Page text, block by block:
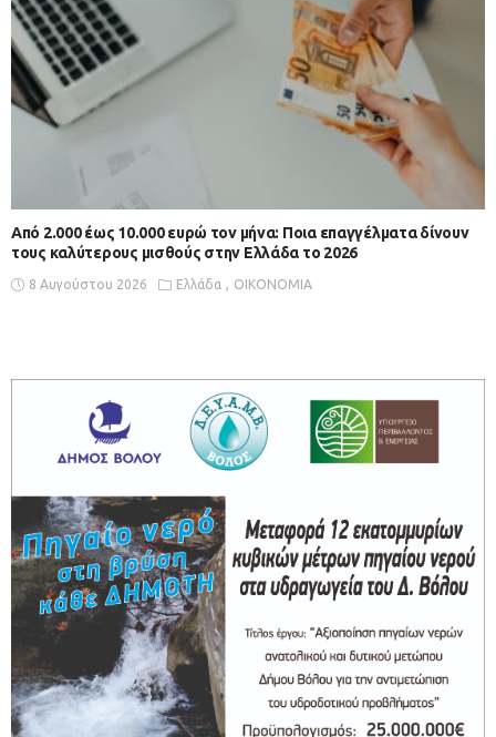
Από 2.000 έως 10.000 ευρώ τον μήνα: Ποια επαγγέλματα δίνουν
τους καλύτερους μισθούς στην Ελλάδα το 2026
8 Αυγούστου 2026 Ελλάδα ΟΙΚΟΝΟΜΙΑ